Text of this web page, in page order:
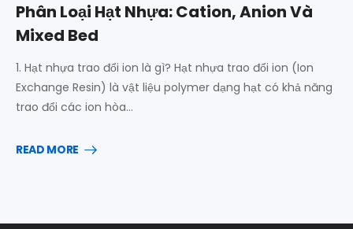
Phân Loại Hạt Nhựa: Cation, Anion Và
Mixed Bed
1. Hạt nhựa trao đổi ion là gì? Hạt nhựa trao đổi ion (Ion
Exchange Resin) là vật liệu polymer dạng hạt có khả năng
trao đổi các ion hòa…
READ MORE